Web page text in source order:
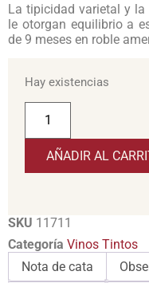
La tipicidad varietal y la
le otorgan equilibrio a
de 9 meses en roble
Hay existencias
AÑADIR AL
SKU 11711
Categoría Vinos Tintos
Nota de cata